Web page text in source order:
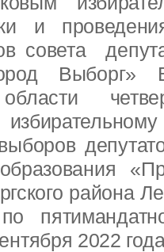
и
совета
Выборг»
области
района
2022